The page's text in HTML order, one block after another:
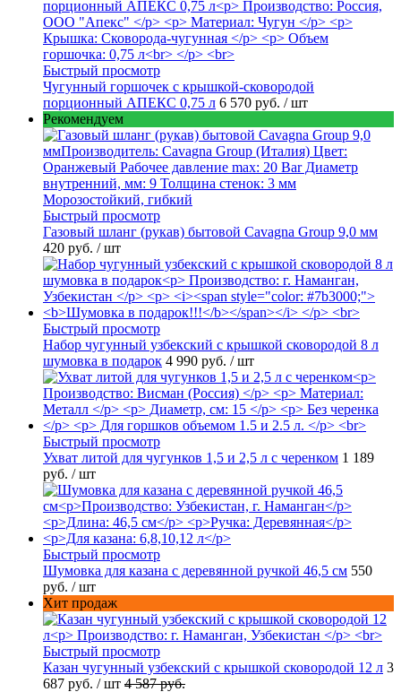
Быстрый просмотр
Чугунный горшочек с крышкой-сковородой
порционный АПЕКС 0,75 л 6 570 руб. / шт
Рекомендуем
Быстрый просмотр
Газовый шланг (рукав) бытовой Cavagna Group 9,0 мм
420 руб. / шт
Быстрый просмотр
Набор чугунный узбекский с крышкой сковородой 8 л
шумовка в подарок 4 990 руб. / шт
Быстрый просмотр
Ухват литой для чугунков 1,5 и 2,5 л с черенком 1 189
руб. / шт
Быстрый просмотр
Шумовка для казана с деревянной ручкой 46,5 см 550
руб. / шт
Хит продаж
Быстрый просмотр
Казан чугунный узбекский с крышкой сковородой 12 л 3
687 руб. / шт 4 587 руб.